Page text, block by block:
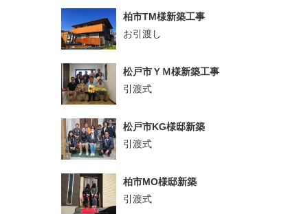
柏市TM様新築工事
お引渡し
松戸市ＹＭ様新築工事
引渡式
松戸市KG様邸新築
引渡式
柏市MO様邸新築
引渡式